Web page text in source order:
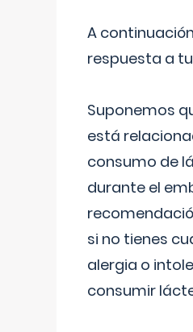
A
respuesta a
Suponemos
está
consumo de
durante el
si no tienes
alergia o
consumir